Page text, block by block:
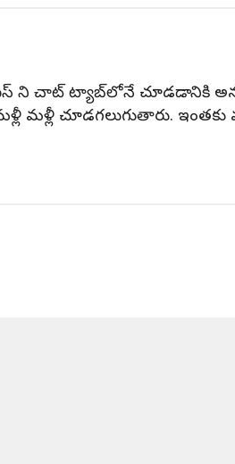
ని చాట్ ట్యాబ్‌లోనే చూడడానికి
చూడగలుగుతారు.